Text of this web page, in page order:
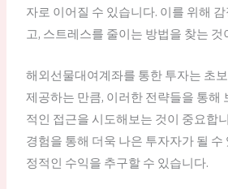
자로 이어질 수 있습니다. 이를 위해
고, 스트레스를 줄이는 방법을 찾는 것
해외선물대여계좌를 통한 투자는 초
제공하는 만큼, 이러한 전략들을 통해
적인 접근을 시도해보는 것이 중요합
경험을 통해 더욱 나은 투자자가 될 수
정적인 수익을 추구할 수 있습니다.